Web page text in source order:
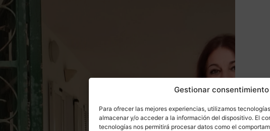
Gestionar consentimiento
Para ofrecer las mejores experiencias, utilizamos
almacenar y/o acceder a la información del dispositivo. El
tecnologías nos permitirá procesar datos como el